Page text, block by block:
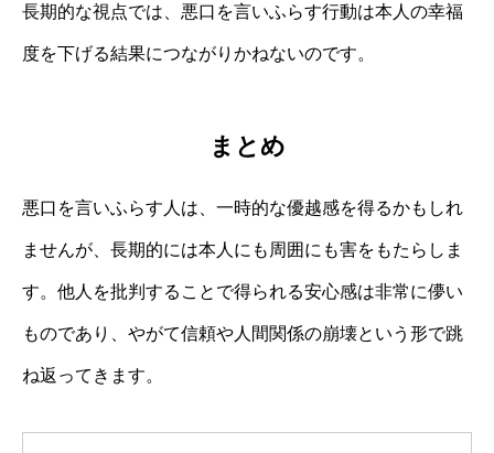
長期的な視点では、悪口を言いふらす行動は本人の幸福
度を下げる結果につながりかねないのです。
まとめ
悪口を言いふらす人は、一時的な優越感を得るかもしれ
ませんが、長期的には本人にも周囲にも害をもたらしま
す。他人を批判することで得られる安心感は非常に儚い
ものであり、やがて信頼や人間関係の崩壊という形で跳
ね返ってきます。